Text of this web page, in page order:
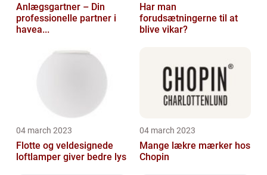
Anlægsgartner – Din
professionelle partner i
havea...
Har man
forudsætningerne til at
blive vikar?
04 march 2023
Flotte og veldesignede
loftlamper giver bedre lys
04 march 2023
Mange lækre mærker hos
Chopin